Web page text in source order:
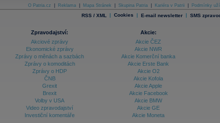
O Patria.cz Reklama Mapa Stránek Skupina Patria Kariéra v Patrii Podmínky
RSS / XML | Cookies | E-mail newsletter | SMS
Zpravodajství:
Akciové zprávy
Ekonomické zprávy
Zprávy o měnách a sazbách
Zprávy o komoditách
Zprávy o HDP
ČNB
Grexit
Brexit
Volby v USA
Video zpravodajství
Investiční komentáře
Akcie:
Akcie ČEZ
Akcie NWR
Akcie Komerční banka
Akcie Erste Bank
Akcie O2
Akcie Kofola
Akcie Apple
Akcie Facebook
Akcie BMW
Akcie GE
Akcie Moneta